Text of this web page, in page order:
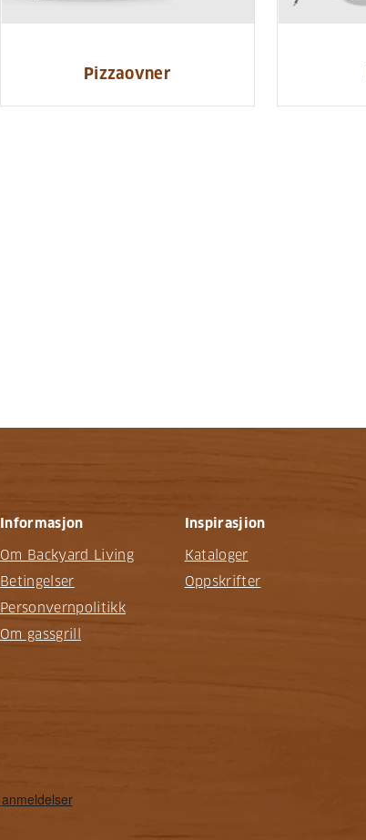
Pizzaovner
Informasjon
Om Backyard Living
Betingelser
Personvernpolitikk
Om gassgrill
Inspirasjion
Kataloger
Oppskrifter